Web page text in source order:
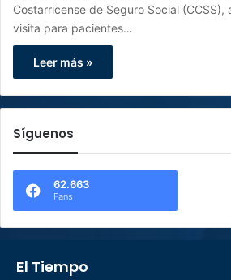
Costarricense de Seguro Social (CCSS),
visita para pacientes…
Leer más »
Síguenos
62.663
Fans
El Tiempo